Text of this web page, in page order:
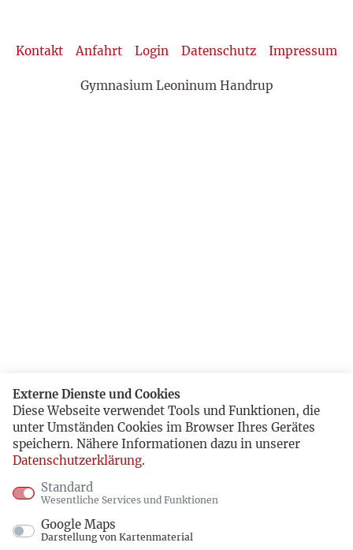
Kontakt Anfahrt Login Datenschutz Impressum
Gymnasium Leoninum Handrup
Externe Dienste und Cookies
Diese Webseite verwendet Tools und Funktionen, die
unter Umständen Cookies im Browser Ihres Gerätes
speichern. Nähere Informationen dazu in unserer
Datenschutzerklärung.
Standard
Wesentliche Services und Funktionen
Google Maps
Darstellung von Kartenmaterial